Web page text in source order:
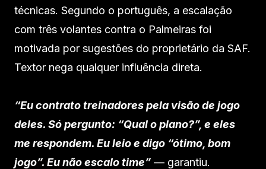
técnicas. Segundo o português, a escalação
com três volantes contra o Palmeiras foi
motivada por sugestões do proprietário da SAF.
Textor nega qualquer influência direta.
“Eu contrato treinadores pela visão de jogo
deles. Só pergunto: “Qual o plano?”, e eles
me respondem. Eu leio e digo “ótimo, bom
jogo”. Eu não escalo time” — garantiu.